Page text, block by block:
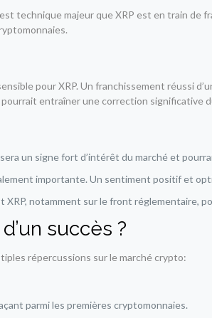
technique majeur que XRP est en train de
pour XRP. Un franchissement réussi
entraîner une correction
un signe fort d’intérêt du marché et
importante. Un sentiment positif et
XRP, notamment sur le front réglementaire,
succès ?
répercussions sur le marché crypto:
parmi les premières cryptomonnaies.